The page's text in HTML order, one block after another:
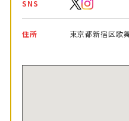
SNS
住所 東京都新宿区歌